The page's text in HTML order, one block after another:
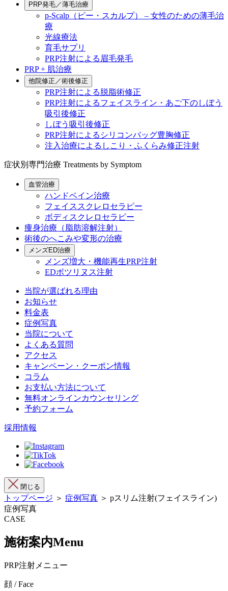
PRP発毛／薄毛治療
p-Scalp（ピー・スカルプ） – 女性のための薄毛治
療
光線療法
育毛サプリ
PRP注射による眉毛発毛
PRP + 肌治療
他院修正／術後修正
PRP注射による脱脂術修正
PRP注射によるフェイスライン・あご下のしぼう
吸引後修正
しぼう吸引後修正
PRP注射によるシリコンバッグ豊胸修正
注入治療によるしこり・ふくらみ修正注射
症状別専門治療 Treatments by Symptom
血管治療
ハンドベイン治療
フェイススクレロセラピー
ボディスクレロセラピー
痩身治療（脂肪溶解注射）
術後のへこみや変形の治療
メンズED治療
メンズ増大・機能再生PRP注射
EDボツリヌス注射
当院が選ばれる理由
お知らせ
料金表
症例写真
当院について
よくある質問
アクセス
キャンペーン・クーポン情報
コラム
お支払い方法について
無料オンラインカウンセリング
予約フォーム
採用情報
閉じる
トップページ ＞ 症例写真 ＞ pスリム注射(フェイスライン)
症例写真
CASE
施術案内Menu
PRP注射メニュー
顔 / Face